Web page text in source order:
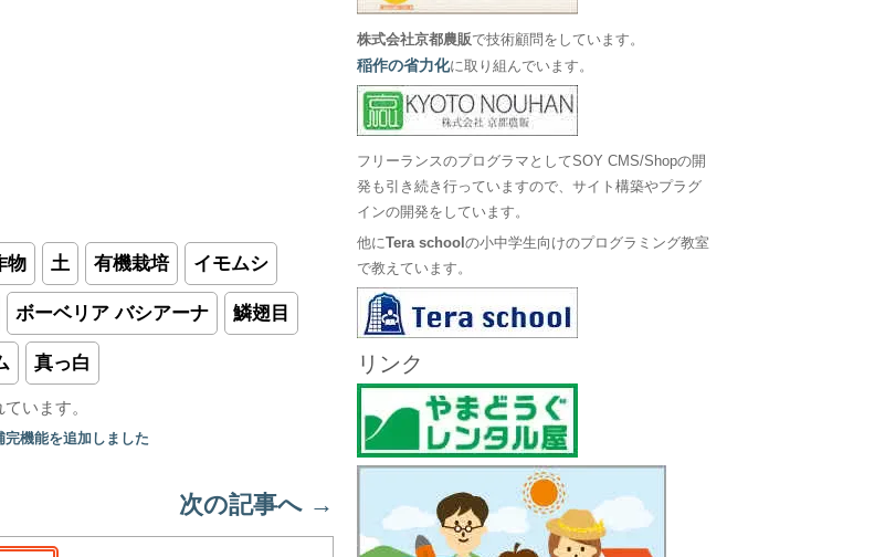
物 土 有機栽培 イモムシ
ボーベリア バシアーナ 鱗翅目
真っ白
います。
機能を追加しました
次の記事へ →
株式会社京都農販で技術顧問をしています。
稲作の省力化に取り組んでいます。
フリーランスのプログラマとしてSOY CMS/Shopの開
発も引き続き行っていますので、サイト構築やプラグ
インの開発をしています。
他にTera schoolの小中学生向けのプログラミング教室
で教えています。
リンク